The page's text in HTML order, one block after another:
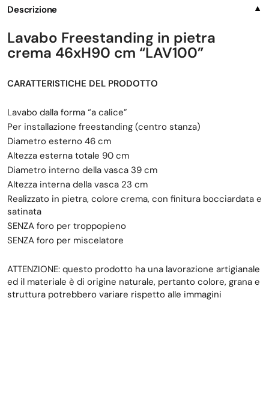
Descrizione ▼
Lavabo Freestanding in pietra
crema 46xH90 cm “LAV100”
CARATTERISTICHE DEL PRODOTTO
Lavabo dalla forma “a calice”
Per installazione freestanding (centro stanza)
Diametro esterno 46 cm
Altezza esterna totale 90 cm
Diametro interno della vasca 39 cm
Altezza interna della vasca 23 cm
Realizzato in pietra, colore crema, con finitura bocciardata e
satinata
SENZA foro per troppopieno
SENZA foro per miscelatore
ATTENZIONE: questo prodotto ha una lavorazione artigianale
ed il materiale è di origine naturale, pertanto colore, grana e
struttura potrebbero variare rispetto alle immagini